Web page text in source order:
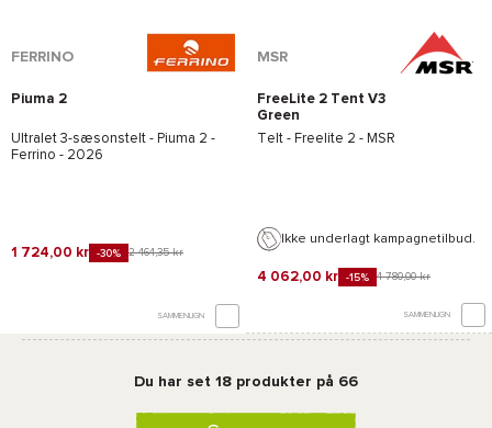
FERRINO
Piuma 2
Ultralet 3-sæsonstelt - Piuma 2 -
Ferrino - 2026
1 724,00 kr -30% 2 464,35 kr
SAMMENLIGN
MSR
FreeLite 2 Tent V3
Green
Telt - Freelite 2 - MSR
Ikke underlagt kampagnetilbud.
4 062,00 kr -15% 4 780,00 kr
SAMMENLIGN
Du har set 18 produkter på 66